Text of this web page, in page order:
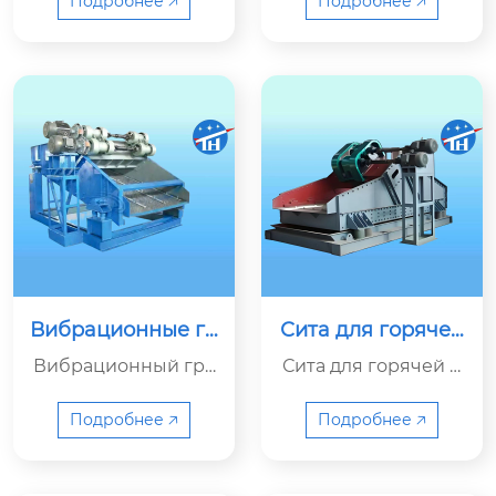
ектории и предназ
ния камня в карьер
редставляет собой
ный вибрационный
Вибрационные гр
охоты серии BTS
Вибрационный гро
линейный вибраци
онный грохот, усове
Подробнее 🡥
Сита для горячей
руды серии DRS
Сита для горячей р
а агломерационных
заводах для класси
Подробнее 🡥